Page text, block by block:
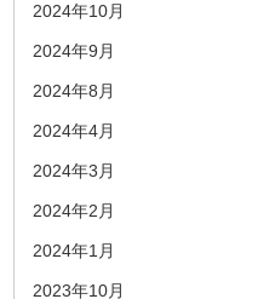
2024年10月
2024年9月
2024年8月
2024年4月
2024年3月
2024年2月
2024年1月
2023年10月